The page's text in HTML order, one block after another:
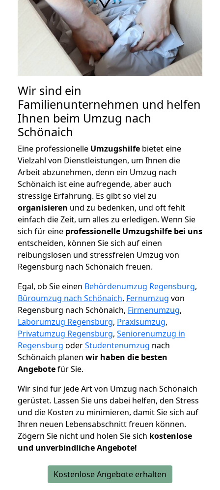
Wir sind ein
Familienunternehmen und helfen
Ihnen beim Umzug nach
Schönaich
Eine professionelle Umzugshilfe bietet eine
Vielzahl von Dienstleistungen, um Ihnen die
Arbeit abzunehmen, denn ein Umzug nach
Schönaich ist eine aufregende, aber auch
stressige Erfahrung. Es gibt so viel zu
organisieren und zu bedenken, und oft fehlt
einfach die Zeit, um alles zu erledigen. Wenn Sie
sich für eine professionelle Umzugshilfe bei uns
entscheiden, können Sie sich auf einen
reibungslosen und stressfreien Umzug von
Regensburg nach Schönaich freuen.
Egal, ob Sie einen Behördenumzug Regensburg,
Büroumzug nach Schönaich, Fernumzug von
Regensburg nach Schönaich, Firmenumzug,
Laborumzug Regensburg, Praxisumzug,
Privatumzug Regensburg, Seniorenumzug in
Regensburg oderStudentenumzug nach
Schönaich planen wir haben die besten
Angebotefür Sie.
Wir sind für jede Art von Umzug nach Schönaich
gerüstet. Lassen Sie uns dabei helfen, den Stress
und die Kosten zu minimieren, damit Sie sich auf
Ihren neuen Lebensabschnitt freuen können.
Zögern Sie nicht und holen Sie sich kostenlose
und unverbindliche Angebote!
Kostenlose Angebote erhalten